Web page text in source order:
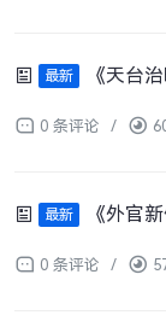
最新 《天台
0 条评论 /
最新 《外官
0 条评论 /